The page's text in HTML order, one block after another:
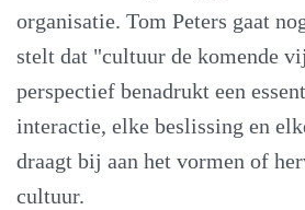
organisatie. Tom Peters gaat
stelt dat "cultuur de komende
perspectief benadrukt een
interactie, elke beslissing en
draagt bij aan het vormen of
cultuur.